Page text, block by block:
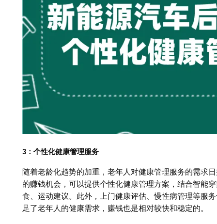
3：个性化健康管理服务
随着老龄化趋势的加重，老年人对健康管理服务的需求
的赚钱机会，可以提供个性化健康管理方案，结合智能
食、运动建议。此外，上门健康评估、慢性病管理等服
足了老年人的健康需求，赚钱也是相对较快和稳定的。